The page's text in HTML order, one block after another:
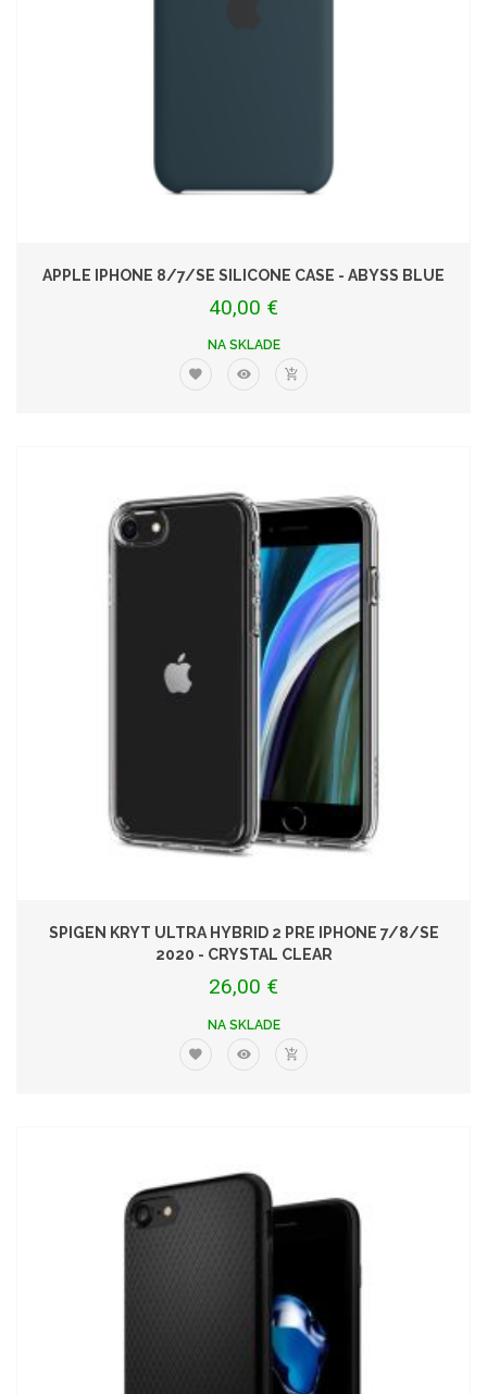
APPLE IPHONE 8/7/SE SILICONE CASE - ABYSS BLUE
40,00 €
NA SKLADE
SPIGEN KRYT ULTRA HYBRID 2 PRE IPHONE 7/8/SE
2020 - CRYSTAL CLEAR
26,00 €
NA SKLADE